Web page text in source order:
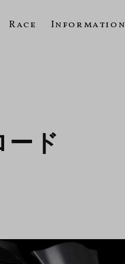
Race Information
ード